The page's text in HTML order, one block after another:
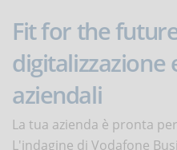
Fit for the
aziendali
La tua azienda è pronta
L'indagine di Vodafone